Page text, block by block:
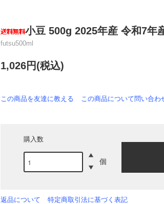
小豆 500g 2025年産 令和7年
futsu500ml
1,026円(税込)
この商品を友達に教える この商品について問い合わ
購入数
個
返品について 特定商取引法に基づく表記